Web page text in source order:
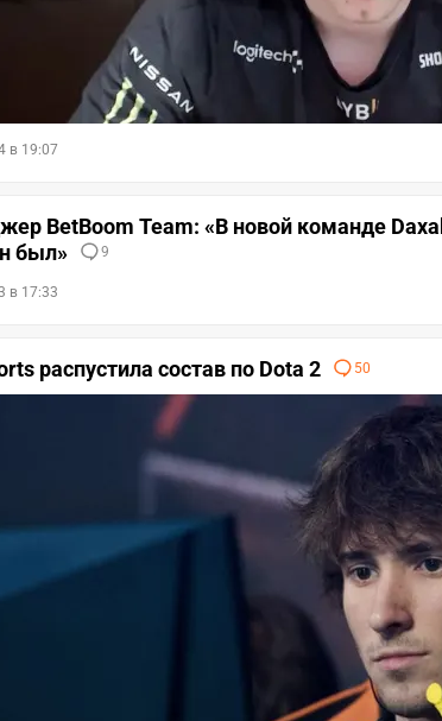
в 19:07
BetBoom Team: «В новой команде
был»
9
в 17:33
распустила состав по Dota 2 50